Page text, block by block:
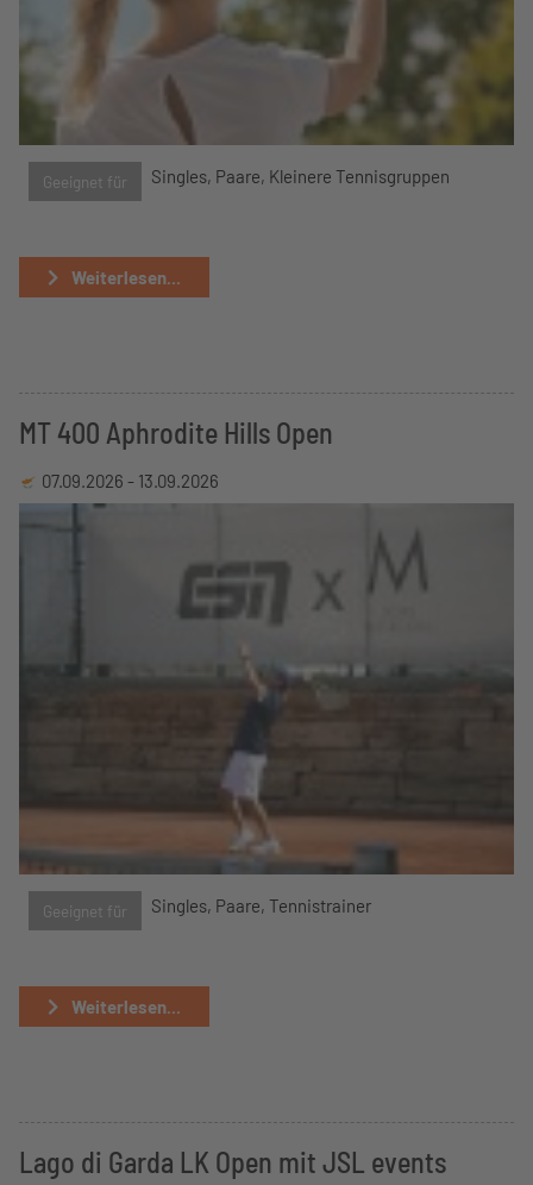
Geeignet für Singles, Paare, Kleinere Tennisgruppen
Weiterlesen...
MT 400 Aphrodite Hills Open
07.09.2026 - 13.09.2026
Geeignet für Singles, Paare, Tennistrainer
Weiterlesen...
Lago di Garda LK Open mit JSL events